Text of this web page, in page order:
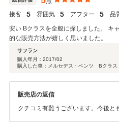
接客 : 5 雰囲気 : 5 アフター : 5 品
安い Bクラスを全般に探しました。 キ
的な販売方法が嬉しく思いました。
サフラン
購入年月： 2017/02
購入した車：メルセデス・ベンツ Bクラ
販売店の返信
クチコミ有難うございます。今後と